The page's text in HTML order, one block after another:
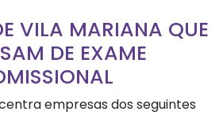
VILA MARIANA QUE
DE EXAME
empresas dos seguintes